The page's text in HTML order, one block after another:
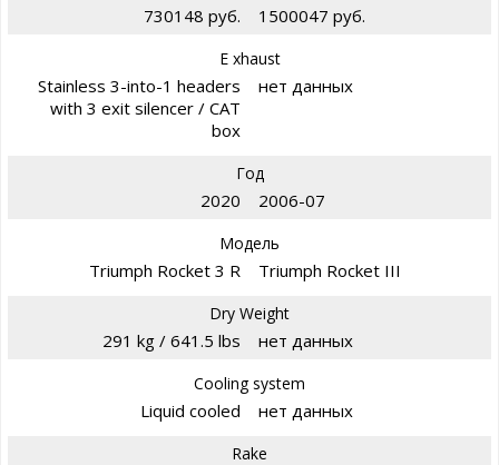
730148 руб. 1500047 руб.
E xhaust
Stainless 3-into-1 headers
with 3 exit silencer / CAT
box
нет данных
Год
2020 2006-07
Модель
Triumph Rocket 3 R Triumph Rocket III
Dry Weight
291 kg / 641.5 lbs нет данных
Cooling system
Liquid cooled нет данных
Rake